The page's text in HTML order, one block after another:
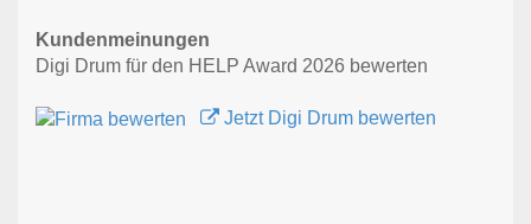
Kundenmeinungen
Digi Drum für den HELP Award 2026 bewerten
Jetzt Digi Drum bewerten